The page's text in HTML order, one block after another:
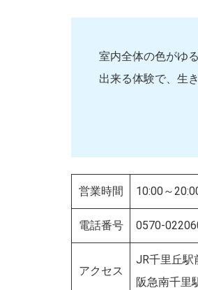
室内全体の色がゆ
出来る体験で、生
営業時間 10:00～
電話番号 0570-
アクセス
JR千里丘駅
阪急南千里